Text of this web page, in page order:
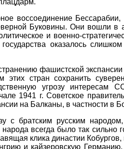
воссоединение Бессарабии,
Буковины. Они вошли в
и военно-
оказалось
фашистской
стран сохранить
угрозу интересам
1941 г. Советское
на Балканы, в частности в
с братским русским
всегда было так сильно
клика династии
и кайзеровскую